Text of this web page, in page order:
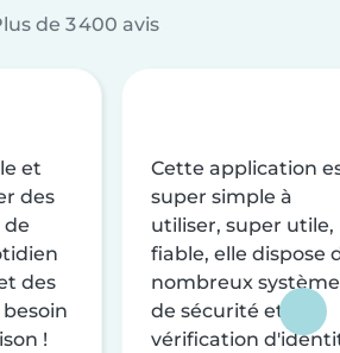
de 3 400 avis
et
des
de
des
!
Cette application
super simple à
utiliser, super utile,
fiable, elle dispose
nombreux
de sécurité et de
vérification